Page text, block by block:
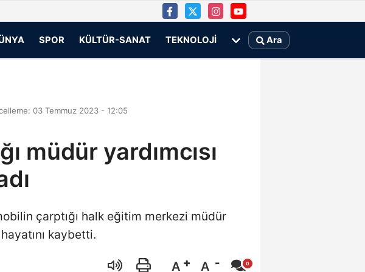
SPOR KÜLTÜR-SANAT TEKNOLOJI Ara
03 Temmuz 2023 - 12:05
müdür yardımcısı
çarptığı halk eğitim merkezi müdür
hayatını kaybetti.
A A